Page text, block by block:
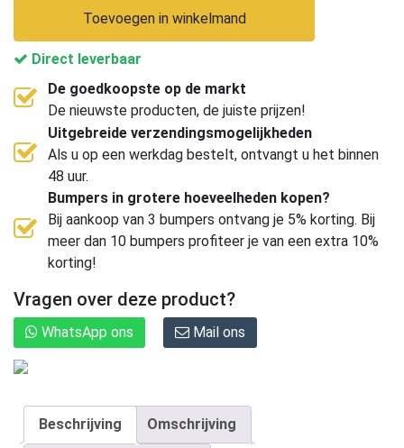
Toevoegen in winkelmand
Direct leverbaar
De goedkoopste op de markt
De nieuwste producten, de juiste prijzen!
Uitgebreide verzendingsmogelijkheden
Als u op een werkdag bestelt, ontvangt u het binnen
48 uur.
Bumpers in grotere hoeveelheden kopen?
Bij aankoop van 3 bumpers ontvang je 5% korting. Bij
meer dan 10 bumpers profiteer je van een extra 10%
korting!
Vragen over deze product?
WhatsApp ons Mail ons
Beschrijving Omschrijving